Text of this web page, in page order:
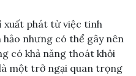
xuất phát từ việc tinh
nhưng có thể gây nên
có khả năng thoát khỏi
một trở ngại quan trọng